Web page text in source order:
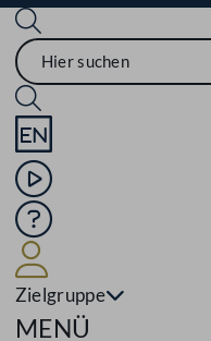
Sprache English
Mediathek
Hilfe
Zielgruppe
MENÜ